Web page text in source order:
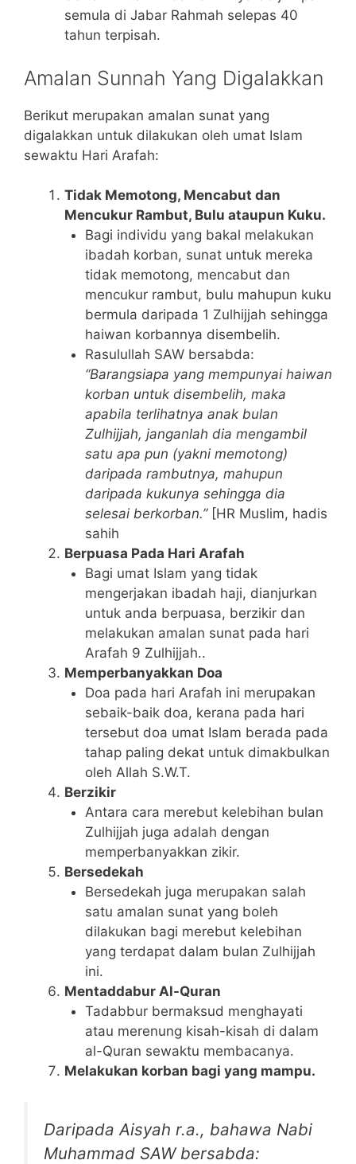
semula di Jabar Rahmah selepas 40
tahun terpisah.
Amalan Sunnah Yang Digalakkan
Berikut merupakan amalan sunat yang
digalakkan untuk dilakukan oleh umat Islam
sewaktu Hari Arafah:
Tidak Memotong, Mencabut dan
Mencukur Rambut, Bulu ataupun Kuku.
Bagi individu yang bakal melakukan
ibadah korban, sunat untuk mereka
tidak memotong, mencabut dan
mencukur rambut, bulu mahupun kuku
bermula daripada 1 Zulhijjah sehingga
haiwan korbannya disembelih.
Rasulullah SAW bersabda:
“Barangsiapa yang mempunyai haiwan
korban untuk disembelih, maka
apabila terlihatnya anak bulan
Zulhijjah, janganlah dia mengambil
satu apa pun (yakni memotong)
daripada rambutnya, mahupun
daripada kukunya sehingga dia
selesai berkorban.”[HR Muslim, hadis
sahih
Berpuasa Pada Hari Arafah
Bagi umat Islam yang tidak
mengerjakan ibadah haji, dianjurkan
untuk anda berpuasa, berzikir dan
melakukan amalan sunat pada hari
Arafah 9 Zulhijjah..
Memperbanyakkan Doa
Doa pada hari Arafah ini merupakan
sebaik-baik doa, kerana pada hari
tersebut doa umat Islam berada pada
tahap paling dekat untuk dimakbulkan
oleh Allah S.W.T.
Berzikir
Antara cara merebut kelebihan bulan
Zulhijjah juga adalah dengan
memperbanyakkan zikir.
Bersedekah
Bersedekah juga merupakan salah
satu amalan sunat yang boleh
dilakukan bagi merebut kelebihan
yang terdapat dalam bulan Zulhijjah
ini.
Mentaddabur Al-Quran
Tadabbur bermaksud menghayati
atau merenung kisah-kisah di dalam
al-Quran sewaktu membacanya.
Melakukan korban bagi yang mampu.
Daripada Aisyah r.a., bahawa Nabi
Muhammad SAW bersabda: